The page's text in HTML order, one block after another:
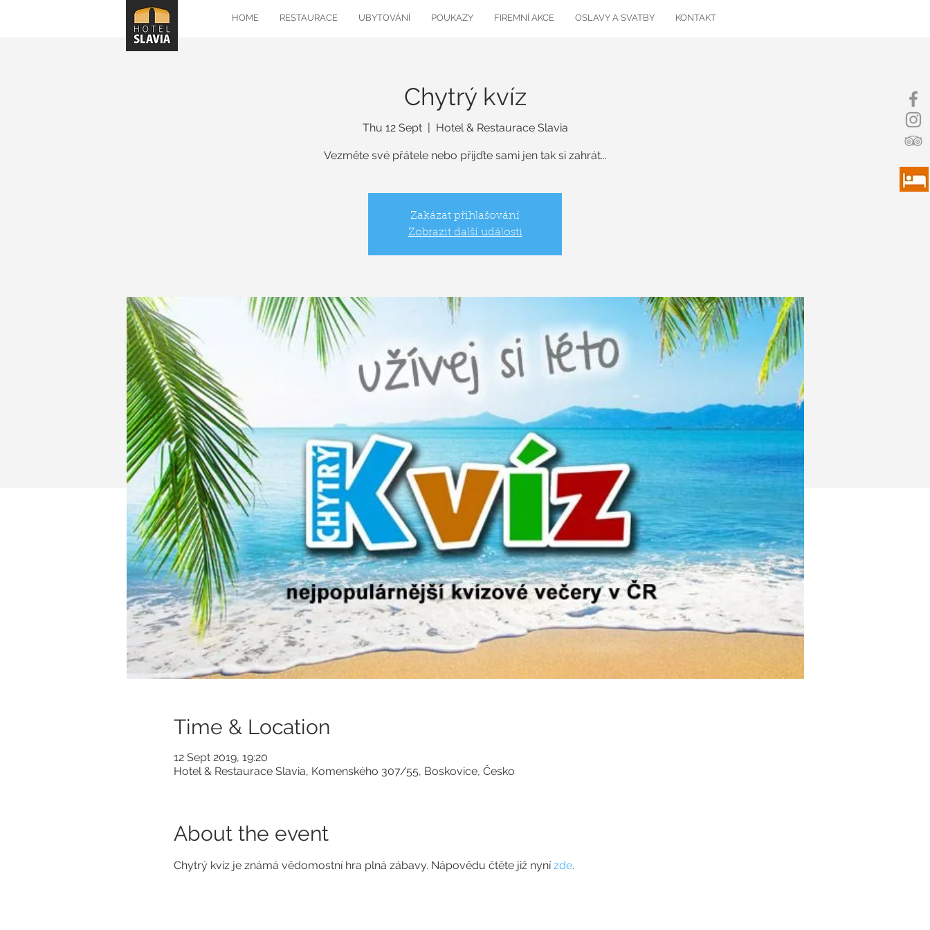
HOME RESTAURACE UBYTOVÁNÍ POUKAZY FIREMNÍ AKCE OSLAVY A SVATBY KONTAKT
Chytrý kvíz
Thu 12 Sept
  |
Hotel & Restaurace Slavia
Vezměte své přátele nebo přijďte sami jen tak si zahrát...
Zakázat přihlašování
Zobrazit další události
Time & Location
12 Sept 2019, 19:20
Hotel & Restaurace Slavia, Komenského 307/55, Boskovice, Česko
About the event
Chytrý kvíz je známá vědomostní hra plná zábavy. Nápovědu čtěte již nyní zde.